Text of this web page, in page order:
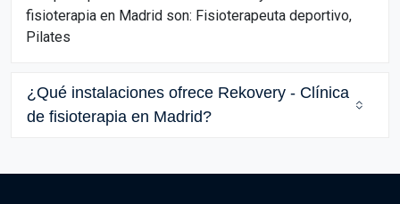
fisioterapia en Madrid son: Fisioterapeuta deportivo,
Pilates
¿Qué instalaciones ofrece Rekovery - Clínica
de fisioterapia en Madrid?